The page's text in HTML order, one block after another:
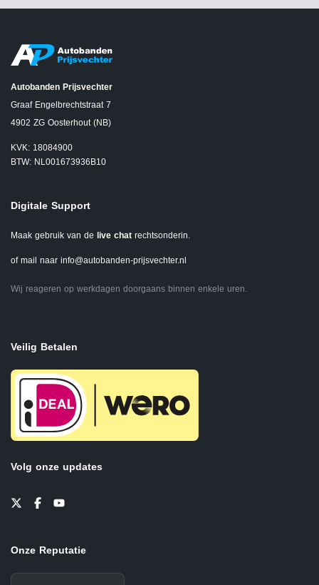
Autobanden Prijsvechter
Graaf Engelbrechtstraat 7
4902 ZG Oosterhout (NB)
KVK: 18084900
BTW: NL001673936B10
Digitale Support
Maak gebruik van de live chat rechtsonderin.
of mail naar info@autobanden-prijsvechter.nl
Wij reageren op werkdagen doorgaans binnen enkele uren.
Veilig Betalen
Volg onze updates
Onze Reputatie